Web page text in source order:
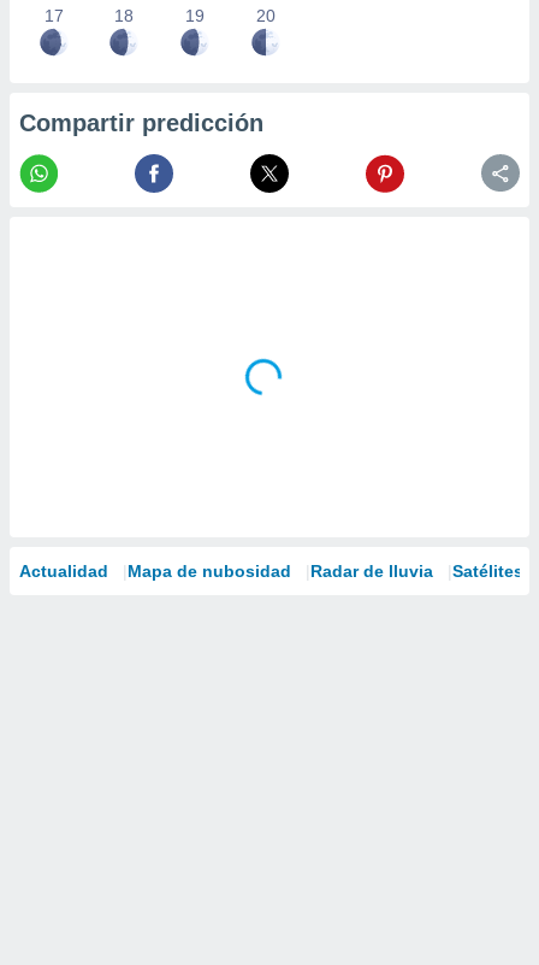
17 18 19 20
Compartir predicción
Actualidad Mapa de nubosidad Radar de lluvia Satélites